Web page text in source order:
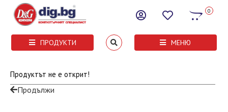
0
ПРОДУКТИ МЕНЮ
Продуктът не е открит!
Продължи